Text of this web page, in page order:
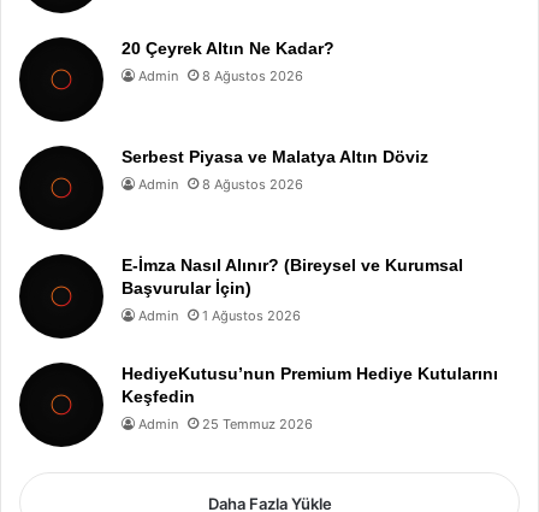
20 Çeyrek Altın Ne Kadar?
Admin 8 Ağustos 2026
Serbest Piyasa ve Malatya Altın Döviz
Admin 8 Ağustos 2026
E-İmza Nasıl Alınır? (Bireysel ve Kurumsal
Başvurular İçin)
Admin 1 Ağustos 2026
HediyeKutusu’nun Premium Hediye Kutularını
Keşfedin
Admin 25 Temmuz 2026
Daha Fazla Yükle